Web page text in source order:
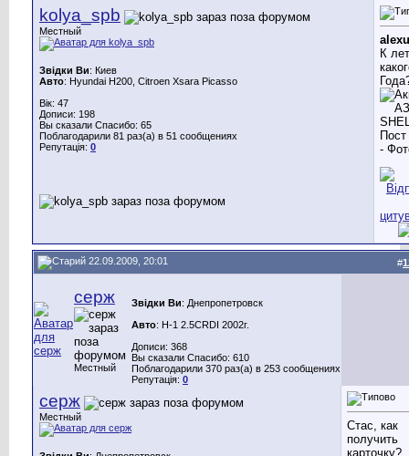
kolya_spb
Местный
Звідки Ви: Киев
Авто: Hyundai H200, Citroen Xsara Picasso
Вік: 47
Дописи: 198
Вы сказали Спасибо: 65
Поблагодарили 81 раз(а) в 51 сообщениях
Репутація: 0
К
22.09.2009, 20:01 #
серж
Местный
Звідки Ви: Днепропетровск
Авто: H-1 2.5CRDI 2002г.
Дописи: 368
Вы сказали Спасибо: 610
Поблагодарили 370 раз(а) в 253 сообщениях
Репутація: 0
серж
Местный
Стас, как
получить
карточку?